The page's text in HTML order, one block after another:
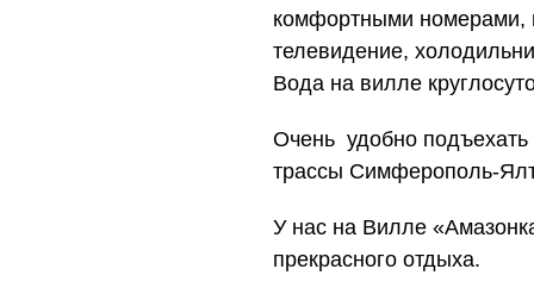
комфортными номерами,
телевидение,
Вода на вилле
Очень удобно
трассы Симферополь-
У нас на Вилле
прекрасного отдыха.